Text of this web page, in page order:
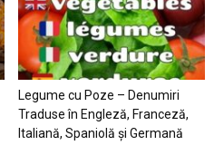
Legume cu Poze – Denumiri
Traduse în Engleză, Franceză,
Italiană, Spaniolă şi Germană